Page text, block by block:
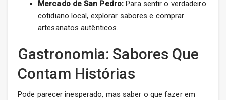
Mercado de San Pedro: Para sentir o verdadeiro
cotidiano local, explorar sabores e comprar
artesanatos autênticos.
Gastronomia: Sabores Que
Contam Histórias
Pode parecer inesperado, mas saber o que fazer em